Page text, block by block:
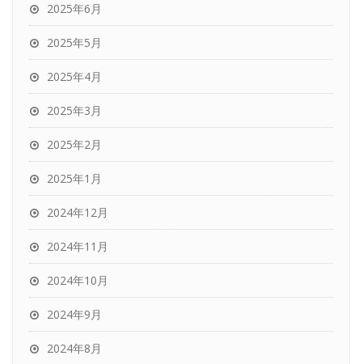
2025年6月
2025年5月
2025年4月
2025年3月
2025年2月
2025年1月
2024年12月
2024年11月
2024年10月
2024年9月
2024年8月